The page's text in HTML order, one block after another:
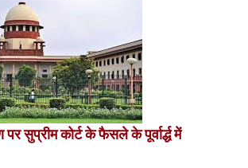
सुप्रीम कोर्ट के फैसले के पूर्वार्द्ध में